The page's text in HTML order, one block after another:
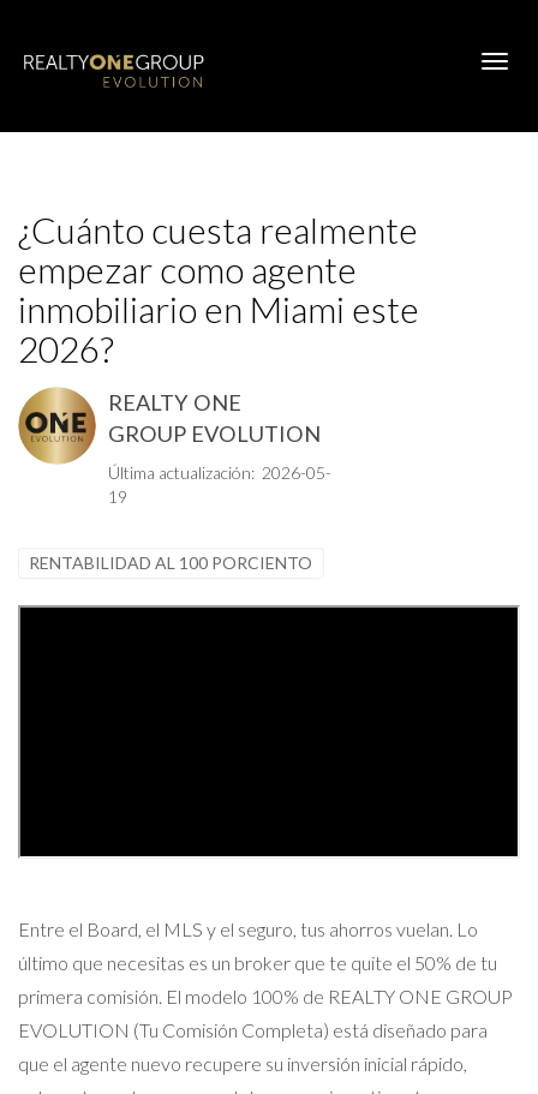
¿Cuánto cuesta realmente
empezar como agente
inmobiliario en Miami este
2026?
REALTY ONE
GROUP EVOLUTION
Última actualización: 2026-05-
19
RENTABILIDAD AL 100 PORCIENTO
Entre el Board, el MLS y el seguro, tus ahorros vuelan. Lo
último que necesitas es un broker que te quite el 50% de tu
primera comisión. El modelo 100% de REALTY ONE GROUP
EVOLUTION (Tu Comisión Completa) está diseñado para
que el agente nuevo recupere su inversión inicial rápido,